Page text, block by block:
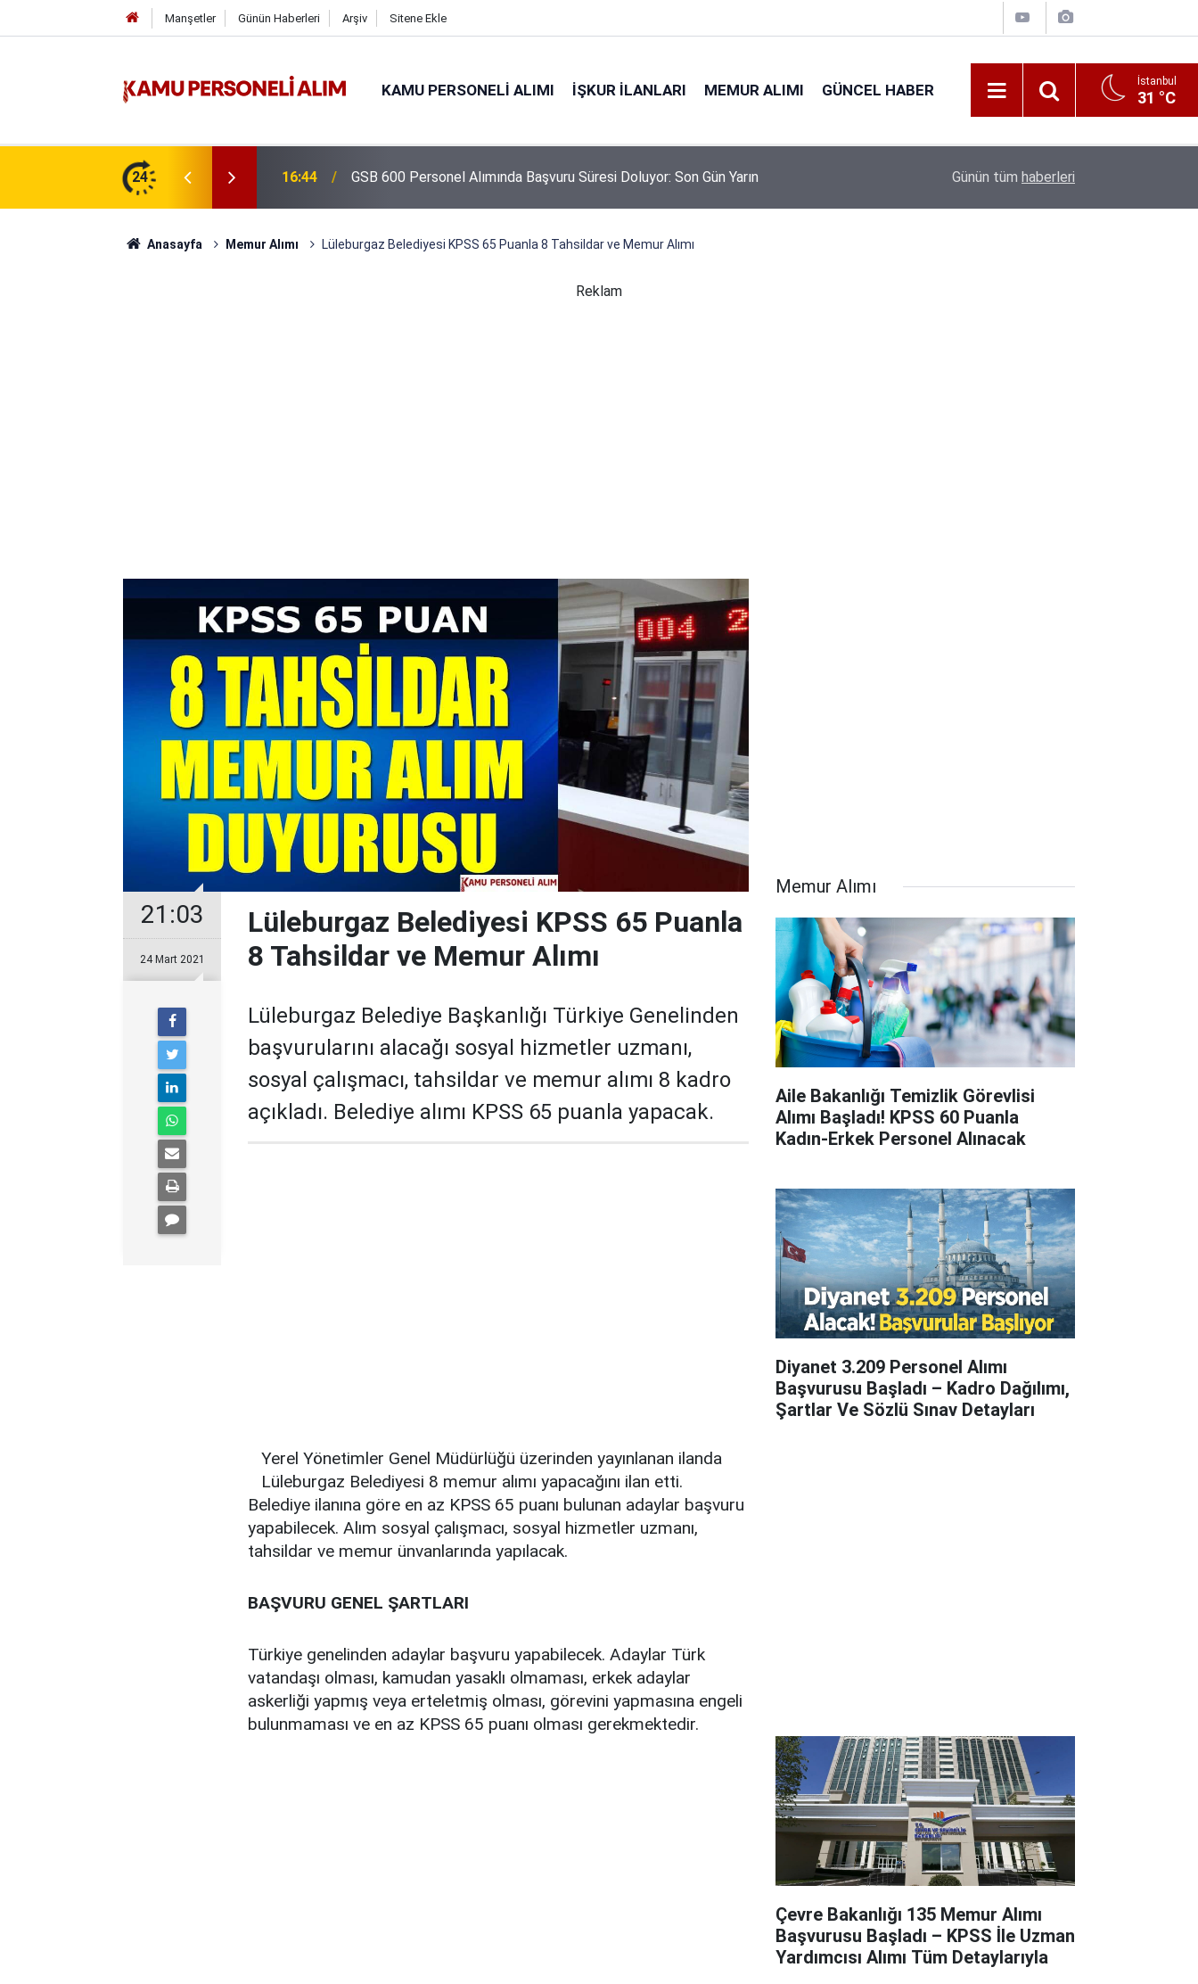
Manşetler Günün Haberleri Arşiv Sitene Ekle
KAMU PERSONELI ALIMI İŞKUR İLANLARI MEMUR ALIMI GÜNCEL HABER İstanbul
31 °C
24
Süresi Doluyor: Son Gün Yarın 16:38 Kıyı Emniyeti Genel Müdürlüğü 26 İşçi Alımı Yapacak Tarım Bakanlığı 1.874 Personel Alacak:
Günün tüm haberleri
Anasayfa Memur Alımı Lüleburgaz Belediyesi KPSS 65 Puanla 8 Tahsildar ve Memur Alımı
Reklam
21:03
24 Mart 2021
Lüleburgaz Belediyesi KPSS 65 Puanla
8 Tahsildar ve Memur Alımı
Lüleburgaz Belediye Başkanlığı Türkiye Genelinden
başvurularını alacağı sosyal hizmetler uzmanı,
sosyal çalışmacı, tahsildar ve memur alımı 8 kadro
açıkladı. Belediye alımı KPSS 65 puanla yapacak.
Yerel Yönetimler Genel Müdürlüğü üzerinden yayınlanan ilanda
Lüleburgaz Belediyesi 8 memur alımı yapacağını ilan etti.
Belediye ilanına göre en az KPSS 65 puanı bulunan adaylar başvuru
yapabilecek. Alım sosyal çalışmacı, sosyal hizmetler uzmanı,
tahsildar ve memur ünvanlarında yapılacak.
BAŞVURU GENEL ŞARTLARI
Türkiye genelinden adaylar başvuru yapabilecek. Adaylar Türk
vatandaşı olması, kamudan yasaklı olmaması, erkek adaylar
askerliği yapmış veya erteletmiş olması, görevini yapmasına engeli
bulunmaması ve en az KPSS 65 puanı olması gerekmektedir.
Memur Alımı
Aile Bakanlığı Temizlik Görevlisi
Alımı Başladı! KPSS 60 Puanla
Kadın-Erkek Personel Alınacak
Diyanet 3.209 Personel Alımı
Başvurusu Başladı – Kadro Dağılımı,
Şartlar Ve Sözlü Sınav Detayları
Çevre Bakanlığı 135 Memur Alımı
Başvurusu Başladı – KPSS İle Uzman
Yardımcısı Alımı Tüm Detaylarıyla